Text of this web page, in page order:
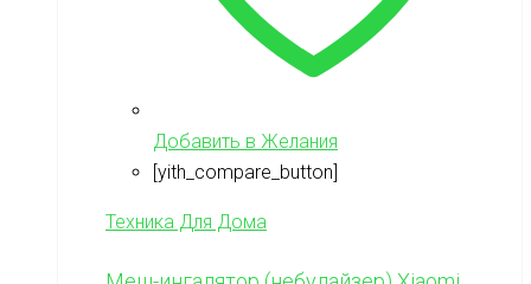
Добавить в Желания
[yith_compare_button]
Техника Для Дома